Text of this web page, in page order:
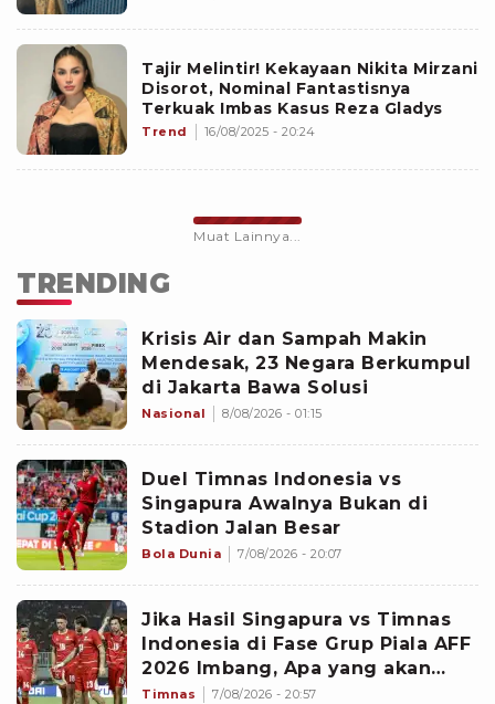
Tajir Melintir! Kekayaan Nikita Mirzani
Disorot, Nominal Fantastisnya
Terkuak Imbas Kasus Reza Gladys
Trend 16/08/2025 - 20:24
Muat Lainnya...
TRENDING
Krisis Air dan Sampah Makin
Mendesak, 23 Negara Berkumpul
di Jakarta Bawa Solusi
Nasional 8/08/2026 - 01:15
Duel Timnas Indonesia vs
Singapura Awalnya Bukan di
Stadion Jalan Besar
Bola Dunia 7/08/2026 - 20:07
Jika Hasil Singapura vs Timnas
Indonesia di Fase Grup Piala AFF
2026 Imbang, Apa yang akan
Terjadi?
Timnas 7/08/2026 - 20:57